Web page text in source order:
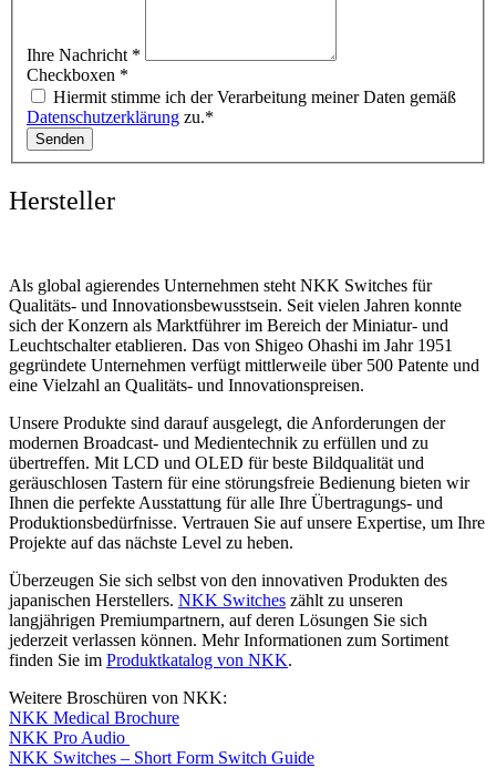
Ihre Nachricht *
Checkboxen *
Hiermit stimme ich der Verarbeitung meiner Daten gemäß
Datenschutzerklärung zu.*
Senden
Hersteller
Als global agierendes Unternehmen steht NKK Switches für
Qualitäts- und Innovationsbewusstsein. Seit vielen Jahren konnte
sich der Konzern als Marktführer im Bereich der Miniatur- und
Leuchtschalter etablieren. Das von Shigeo Ohashi im Jahr 1951
gegründete Unternehmen verfügt mittlerweile über 500 Patente und
eine Vielzahl an Qualitäts- und Innovationspreisen.
Unsere Produkte sind darauf ausgelegt, die Anforderungen der
modernen Broadcast- und Medientechnik zu erfüllen und zu
übertreffen. Mit LCD und OLED für beste Bildqualität und
geräuschlosen Tastern für eine störungsfreie Bedienung bieten wir
Ihnen die perfekte Ausstattung für alle Ihre Übertragungs- und
Produktionsbedürfnisse. Vertrauen Sie auf unsere Expertise, um Ihre
Projekte auf das nächste Level zu heben.
Überzeugen Sie sich selbst von den innovativen Produkten des
japanischen Herstellers. NKK Switches zählt zu unseren
langjährigen Premiumpartnern, auf deren Lösungen Sie sich
jederzeit verlassen können. Mehr Informationen zum Sortiment
finden Sie im Produktkatalog von NKK.
Weitere Broschüren von NKK:
NKK Medical Brochure
NKK Pro Audio
NKK Switches – Short Form Switch Guide